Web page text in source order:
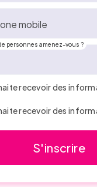
mobile
personnes amenez-vous ?
recevoir des
recevoir des